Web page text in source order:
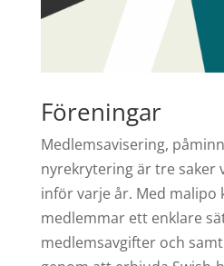
Föreningar
Medlemsavisering,
nyrekrytering är tre saker
inför varje år. Med malipo
medlemmar ett enklare
medlemsavgifter och